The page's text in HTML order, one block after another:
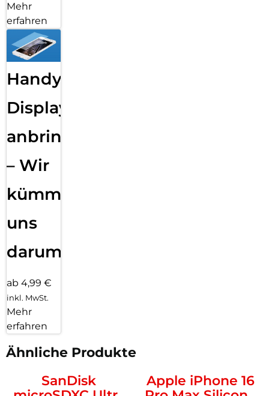
Mehr
erfahren
Handy
Displayfolie
anbringen
– Wir
kümmern
uns
darum!
ab 4,99 €
inkl. MwSt.
Mehr
erfahren
Ähnliche Produkte
SanDisk
Apple iPhone 16